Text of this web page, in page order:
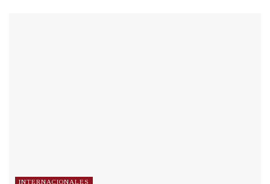
INTERNACIONALES